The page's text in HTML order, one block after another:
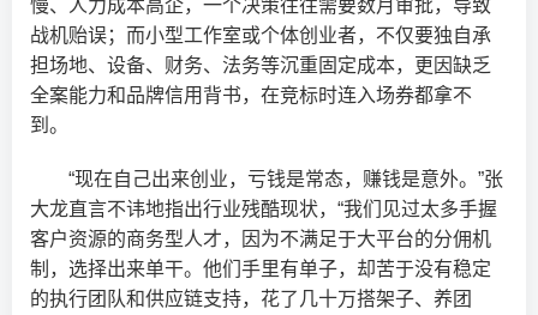
慢、人力成本高企，一个决策往往需要数月审批，导致
战机贻误；而小型工作室或个体创业者，不仅要独自承
担场地、设备、财务、法务等沉重固定成本，更因缺乏
全案能力和品牌信用背书，在竞标时连入场券都拿不
到。
“现在自己出来创业，亏钱是常态，赚钱是意外。”张
大龙直言不讳地指出行业残酷现状，“我们见过太多手握
客户资源的商务型人才，因为不满足于大平台的分佣机
制，选择出来单干。他们手里有单子，却苦于没有稳定
的执行团队和供应链支持，花了几十万搭架子、养团